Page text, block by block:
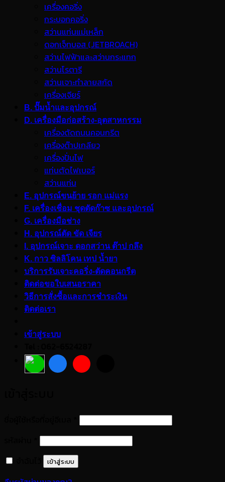
เครื่องคอริ่ง
กระบอกคอริ่ง
สว่านแท่นแม่เหล็ก
ดอกเจ็ทบอส (JETBROACH)
สว่านไฟฟ้าและสว่านกระแทก
สว่านโรตารี
สว่านเจาะทำลายสกัด
เครื่องเจียร์
B. ปั๊มน้ำและอุปกรณ์
D. เครื่องมือก่อสร้าง-อุตสาหกรรม
เครื่องตัดถนนคอนกรีต
เครื่องต๊าปเกลียว
เครื่องปั่นไฟ
แท่นตัดไฟเบอร์
สว่านแท่น
E. อุปกรณ์ขนย้าย รอก แม่แรง
F. เครื่องเชื่อม ชุดตัดก๊าซ และอุปกรณ์
G. เครื่องมือช่าง
H. อุปกรณ์ตัด ขัด เจียร
I. อุปกรณ์เจาะ ดอกสว่าน ต๊าป กลึง
K. กาว ซิลลิโคน เทป น้ำยา
บริการรับเจาะคอริ่ง-ตัดคอนกรีต
ติดต่อขอใบเสนอราคา
วิธีการสั่งซื้อและการชำระเงิน
ติดต่อเรา
เข้าสู่ระบบ
ต้องการ
ต้องการ
เข้าสู่ระบบ